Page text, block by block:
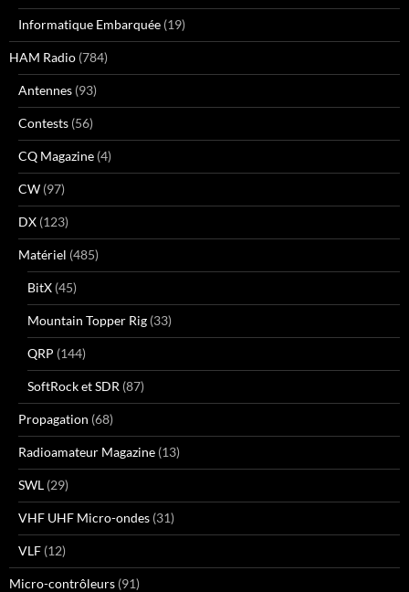
Informatique Embarquée (19)
HAM Radio (784)
Antennes (93)
Contests (56)
CQ Magazine (4)
CW (97)
DX (123)
Matériel (485)
BitX (45)
Mountain Topper Rig (33)
QRP (144)
SoftRock et SDR (87)
Propagation (68)
Radioamateur Magazine (13)
SWL (29)
VHF UHF Micro-ondes (31)
VLF (12)
Micro-contrôleurs (91)